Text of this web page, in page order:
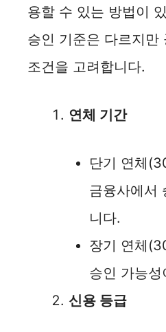
용할 수 있는 방법이
승인 기준은 다르지만
조건을 고려합니다.
연체 기간
단기 연체
금융사에서
니다.
장기 연체
승인 가능
신용 등급